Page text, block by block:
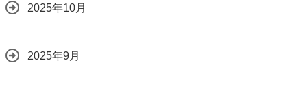
2025年10月
2025年9月